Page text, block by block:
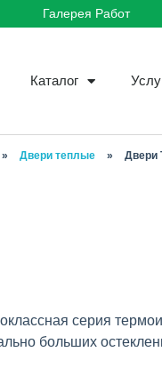
Галерея Работ
Каталог
» Двери теплые » Двери
серия
больших